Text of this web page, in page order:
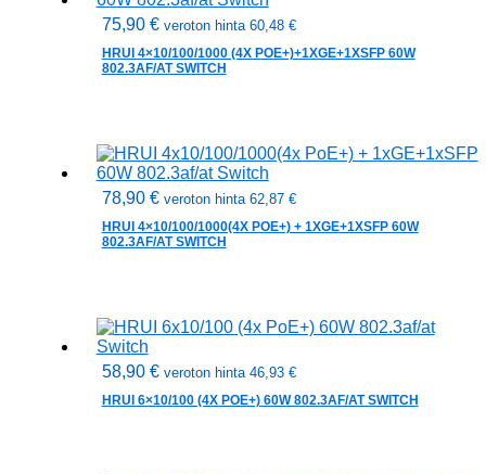
75,90 € veroton hinta 60,48 €
HRUI 4×10/100/1000 (4X POE+)+1XGE+1XSFP 60W
802.3AF/AT SWITCH
78,90 € veroton hinta 62,87 €
HRUI 4×10/100/1000(4X POE+) + 1XGE+1XSFP 60W
802.3AF/AT SWITCH
58,90 € veroton hinta 46,93 €
HRUI 6×10/100 (4X POE+) 60W 802.3AF/AT SWITCH